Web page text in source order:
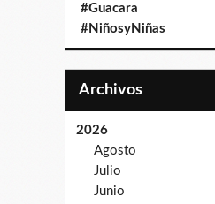
#Guacara
#NiñosyNiñas
Archivos
2026
Agosto
Julio
Junio